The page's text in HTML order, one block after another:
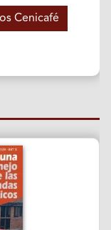
Cenicafé